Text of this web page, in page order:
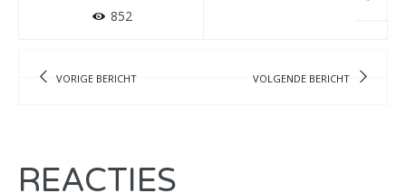
852
VORIGE BERICHT VOLGENDE BERICHT
REACTIES